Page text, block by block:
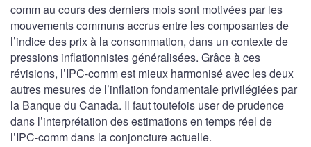
comm au cours des derniers mois sont motivées par les
mouvements communs accrus entre les composantes de
l’indice des prix à la consommation, dans un contexte de
pressions inflationnistes généralisées. Grâce à ces
révisions, l’IPC-comm est mieux harmonisé avec les deux
autres mesures de l’inflation fondamentale privilégiées par
la Banque du Canada. Il faut toutefois user de prudence
dans l’interprétation des estimations en temps réel de
l’IPC-comm dans la conjoncture actuelle.